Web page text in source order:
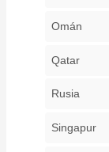
Omán
Qatar
Rusia
Singapur